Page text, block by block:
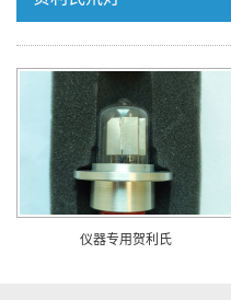
仪器专用贺利氏